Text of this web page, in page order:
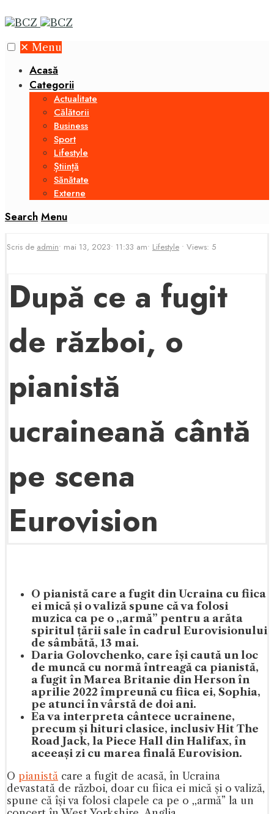
✕ Menu
Acasă
Categorii
Actualitate
Călătorii
Business
Sport
Lifestyle
Știință
Sănătate
Externe
Search Menu
Scris de admin• mai 13, 2023• 11:33 am• Lifestyle • Views: 5
După ce a fugit
de război, o
pianistă
ucraineană cântă
pe scena
Eurovision
O pianistă care a fugit din Ucraina cu fiica
ei mică și o valiză spune că va folosi
muzica ca pe o ,,armă” pentru a arăta
spiritul țării sale în cadrul Eurovisionului
de sâmbătă, 13 mai.
Daria Golovchenko, care își caută un loc
de muncă cu normă întreagă ca pianistă,
a fugit în Marea Britanie din Herson în
aprilie 2022 împreună cu fiica ei, Sophia,
pe atunci în vârstă de doi ani.
Ea va interpreta cântece ucrainene,
precum și hituri clasice, inclusiv Hit The
Road Jack, la Piece Hall din Halifax, în
aceeași zi cu marea finală Eurovision.
O pianistă care a fugit de acasă, în Ucraina
devastată de război, doar cu fiica ei mică și o valiză,
spune că își va folosi clapele ca pe o ,,armă” la un